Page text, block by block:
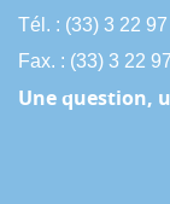
Tél. : (33) 3 22
Fax. : (33) 3 22
Une question,